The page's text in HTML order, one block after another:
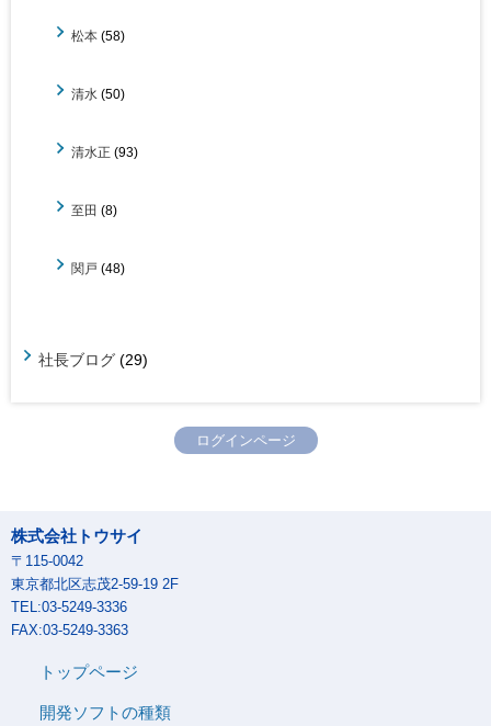
松本 (58)
清水 (50)
清水正 (93)
至田 (8)
関戸 (48)
社長ブログ (29)
ログインページ
株式会社トウサイ
〒115-0042
東京都北区志茂2-59-19 2F
TEL:03-5249-3336
FAX:03-5249-3363
トップページ
開発ソフトの種類